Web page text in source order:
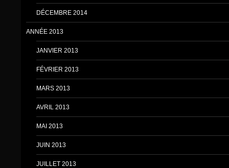
DÉCEMBRE 2014
ANNÉE 2013
JANVIER 2013
FÉVRIER 2013
MARS 2013
AVRIL 2013
MAI 2013
JUIN 2013
JUILLET 2013